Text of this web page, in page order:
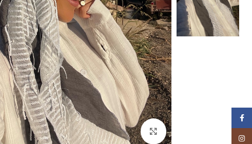
Click to enlarge